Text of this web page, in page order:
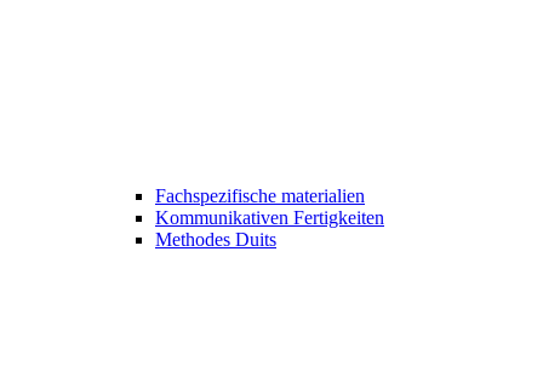
Fachspezifische materialien
Kommunikativen Fertigkeiten
Methodes Duits